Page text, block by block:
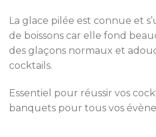
La glace pilée est connue et
de boissons car elle fond
des glaçons normaux et
cocktails.
Essentiel pour réussir vos
banquets pour tous vos